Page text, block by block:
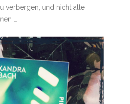
verbergen, und nicht alle
…